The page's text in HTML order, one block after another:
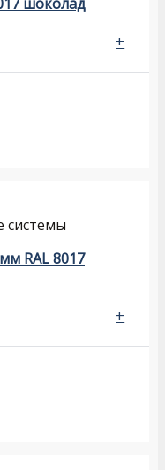
+
системы
RAL 8017
+